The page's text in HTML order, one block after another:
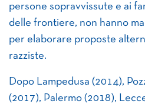
persone sopravvissute e ai
delle frontiere, non hanno
per elaborare proposte
razziste.
Dopo Lampedusa (2014),
(2017), Palermo (2018),